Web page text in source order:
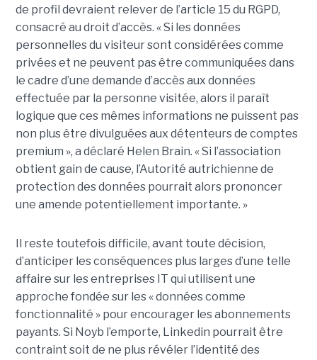
de profil devraient relever de l’article 15 du RGPD,
consacré au droit d’accès. « Si les données
personnelles du visiteur sont considérées comme
privées et ne peuvent pas être communiquées dans
le cadre d’une demande d’accès aux données
effectuée par la personne visitée, alors il paraît
logique que ces mêmes informations ne puissent pas
non plus être divulguées aux détenteurs de comptes
premium », a déclaré Helen Brain. « Si l’association
obtient gain de cause, l’Autorité autrichienne de
protection des données pourrait alors prononcer
une amende potentiellement importante. »
Il reste toutefois difficile, avant toute décision,
d’anticiper les conséquences plus larges d’une telle
affaire sur les entreprises IT qui utilisent une
approche fondée sur les « données comme
fonctionnalité » pour encourager les abonnements
payants. Si Noyb l’emporte, Linkedin pourrait être
contraint soit de ne plus révéler l’identité des